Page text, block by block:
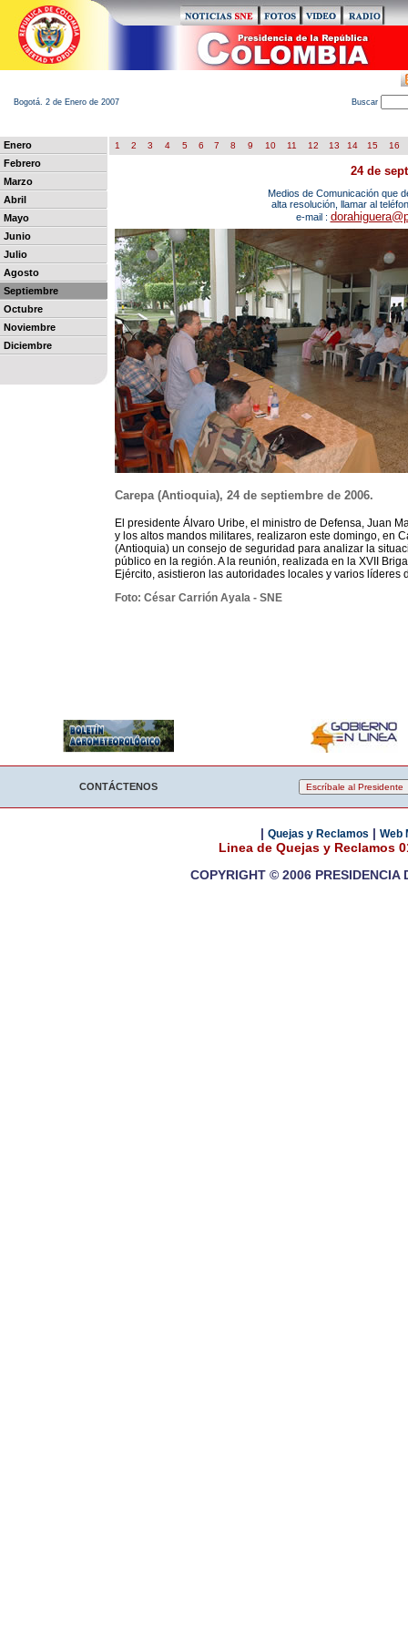
Bogotá. 2 de Enero de 2007 Buscar
Enero
Febrero
Marzo
Abril
Mayo
Junio
Julio
Agosto
Septiembre
Octubre
Noviembre
Diciembre
1 2 3 4 5 6 7 8 9 10 11 12 13 14 15 16
24 de
Medios de Comunicación que
alta resolución, llamar al
e-mail :
Carepa (Antioquia), 24 de septiembre de 2006.
El presidente Álvaro Uribe, el ministro de Defensa, Juan
y los altos mandos militares, realizaron este domingo, en
(Antioquia) un consejo de seguridad para analizar la
público en la región. A la reunión, realizada en la XVII
Ejército, asistieron las autoridades locales y varios líderes
Foto: César Carrión Ayala - SNE
CONTÁCTENOS
| Quejas y Reclamos | Web
Linea de Quejas y Reclamos
COPYRIGHT © 2006 PRESIDENCIA